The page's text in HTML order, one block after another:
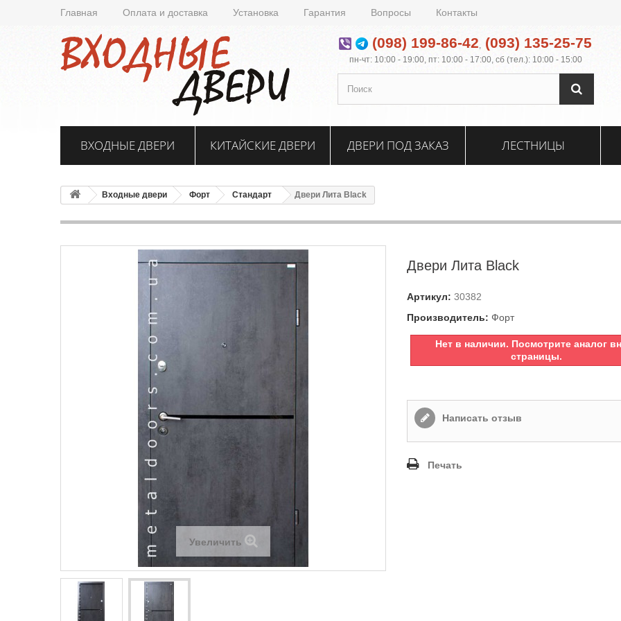
Главная Оплата и доставка Установка Гарантия Вопросы Контакты
(098) 199-86-42, (093) 135-25-75
пн-чт: 10:00 - 19:00, пт: 10:00 - 17:00, сб (тел.): 10:00 - 15:00
ВХОДНЫЕ ДВЕРИ КИТАЙСКИЕ ДВЕРИ ДВЕРИ ПОД ЗАКАЗ ЛЕСТНИЦЫ
Входные двери Форт Стандарт Двери Лита Black
Увеличить
Двери Лита Black
Артикул: 30382
Производитель: Форт
Нет в наличии. Посмотрите аналог
страницы.
Написать отзыв
Печать